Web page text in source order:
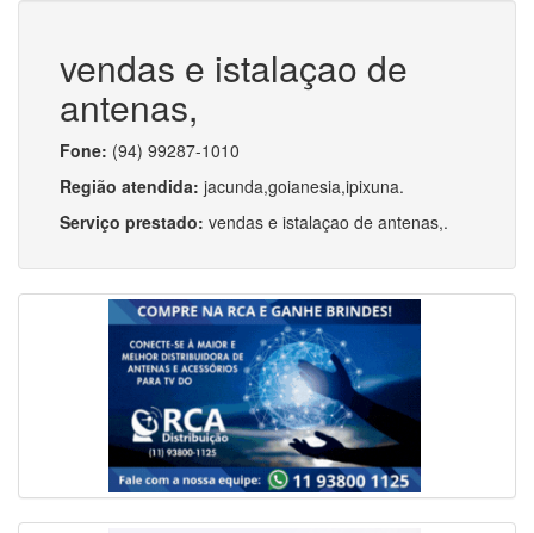
vendas e istalaçao de
antenas,
Fone: (94) 99287-1010
Região atendida: jacunda,goianesia,ipixuna.
Serviço prestado: vendas e istalaçao de antenas,.